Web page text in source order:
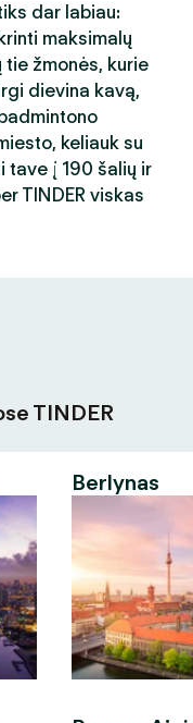
dar labiau:
maksimalų
žmonės, kurie
dievina kavą,
keliauk su
tave į 190 šalių ir
TINDER viskas
TINDER
Berlynas